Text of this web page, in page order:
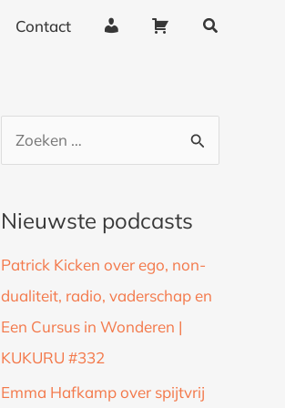
Contact
e
v
e
W
g
Zoeken
n
a
a
r
:
Nieuwste podcasts
Patrick Kicken over ego, non-
dualiteit, radio, vaderschap en
Een Cursus in Wonderen |
KUKURU #332
Emma Hafkamp over spijtvrij